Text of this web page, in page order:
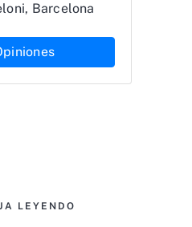
Barcelona
LEYENDO